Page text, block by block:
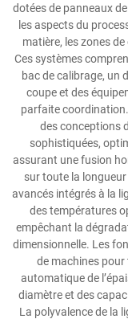
dotées de panneaux
les aspects du
matière, les zones
Ces systèmes
bac de calibrage, un
coupe et des
parfaite
des conceptions
sophistiquées,
assurant une fusion
sur toute la
avancés intégrés à la
des températures
empêchant la
dimensionnelle. Les
de machines
automatique de
diamètre et des
La polyvalence de la